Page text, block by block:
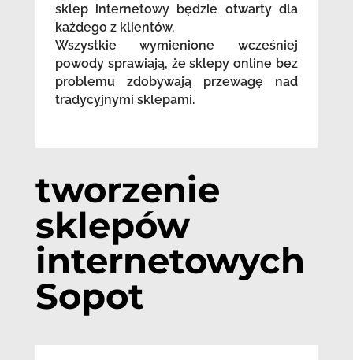
sklep internetowy będzie otwarty dla
każdego z klientów.
Wszystkie wymienione wcześniej
powody sprawiają, że sklepy online bez
problemu zdobywają przewagę nad
tradycyjnymi sklepami.
tworzenie
sklepów
internetowych
Sopot